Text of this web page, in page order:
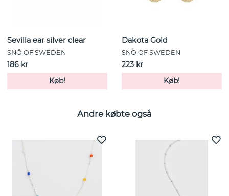
Sevilla ear silver clear
SNÖ OF SWEDEN
186 kr
Køb!
Dakota Gold
SNÖ OF SWEDEN
223 kr
Køb!
Andre købte også